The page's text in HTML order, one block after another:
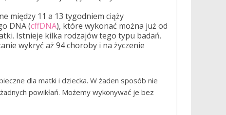
między 11 a 13 tygodniem ciąży
DNA (cffDNA), które wykonać można już od
Istnieje kilka rodzajów tego typu badań.
wykryć aż 94 choroby i na życzenie
dla matki i dziecka. W żaden sposób nie
powikłań. Możemy wykonywać je bez